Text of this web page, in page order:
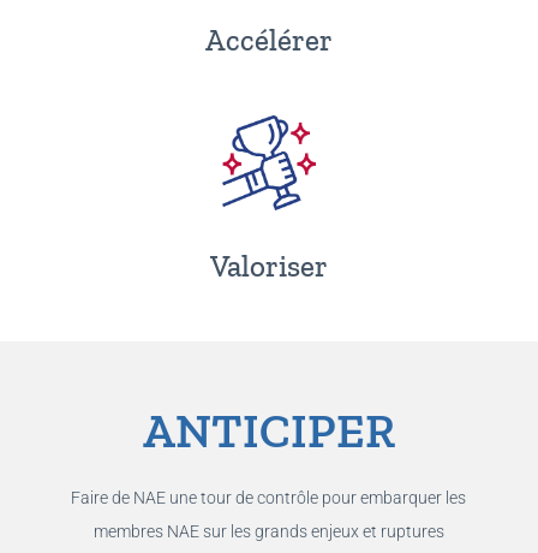
Accélérer
Valoriser
ANTICIPER
Faire de NAE une tour de contrôle pour embarquer les
membres NAE sur les grands enjeux et ruptures